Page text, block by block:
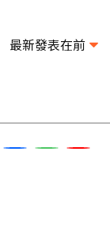
最新發表在前